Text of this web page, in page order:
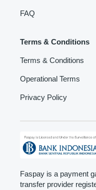
FAQ
Terms & Conditions
Terms & Conditions
Operational Terms
Privacy Policy
Faspay is a payment
transfer provider